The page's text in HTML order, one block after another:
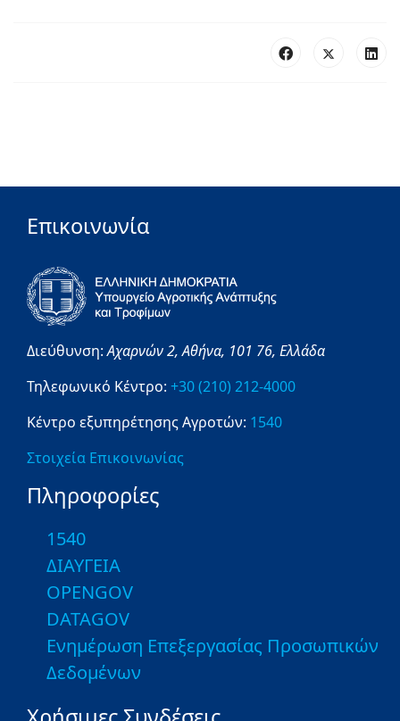
Επικοινωνία
Διεύθυνση:Αχαρνών 2,Αθήνα, 101 76, Ελλάδα
Τηλεφωνικό Κέντρο: +30 (210) 212-4000
Κέντρο εξυπηρέτησης Αγροτών: 1540
Στοιχεία Επικοινωνίας
Πληροφορίες
1540
ΔΙΑΥΓΕΙΑ
OPENGOV
DATAGOV
Ενημέρωση Επεξεργασίας Προσωπικών
Δεδομένων